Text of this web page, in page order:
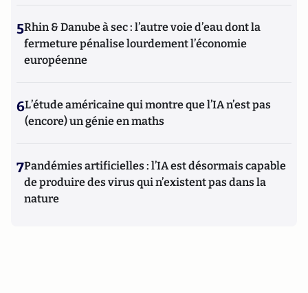
5Rhin & Danube à sec : l’autre voie d’eau dont la
fermeture pénalise lourdement l’économie
européenne
6L’étude américaine qui montre que l’IA n’est pas
(encore) un génie en maths
7Pandémies artificielles : l’IA est désormais capable
de produire des virus qui n’existent pas dans la
nature